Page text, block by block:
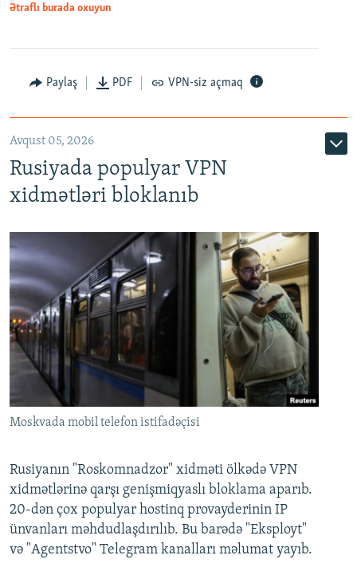
Ətraflı burada oxuyun
Paylaş PDF VPN-siz açmaq
Avqust 05, 2026
Rusiyada populyar VPN
xidmətləri bloklanıb
Moskvada mobil telefon istifadəçisi
Rusiyanın "Roskomnadzor" xidməti ölkədə VPN
xidmətlərinə qarşı genişmiqyaslı bloklama aparıb.
20-dən çox populyar hostinq provayderinin IP
ünvanları məhdudlaşdırılıb. Bu barədə "Eksployt"
və "Agentstvo" Telegram kanalları məlumat yayıb.